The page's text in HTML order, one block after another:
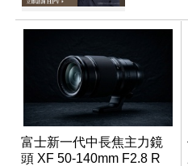
富士新一代中長焦主力鏡
頭 XF 50-140mm F2.8 R